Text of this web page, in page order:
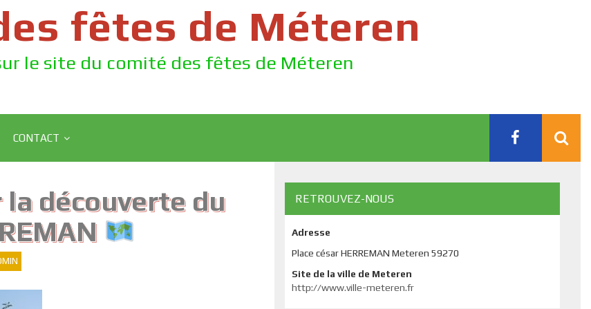
fêtes de Méteren
le site du comité des fêtes de Méteren
CONTACT
la découverte du
RETROUVEZ-NOUS
Adresse
Place césar HERREMAN Meteren 59270
Site de la ville de Meteren
http://www.ville-meteren.fr